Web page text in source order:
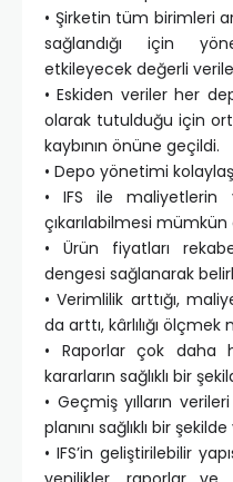
• Şirketin tüm birimleri
sağlandığı için
etkileyecek değerli
• Eskiden veriler her
olarak tutulduğu için
kaybının önüne geçildi.
• Depo yönetimi
• IFS ile maliyetlerin
çıkarılabilmesi mümkün
• Ürün fiyatları
dengesi sağlanarak
• Verimlilik arttığı,
da arttı, kârlılığı
• Raporlar çok daha
kararların sağlıklı bir
• Geçmiş yılların
planını sağlıklı bir
• IFS’in geliştirilebilir